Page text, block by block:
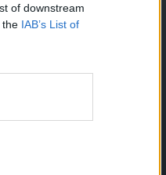
of downstream
the IAB’s List of